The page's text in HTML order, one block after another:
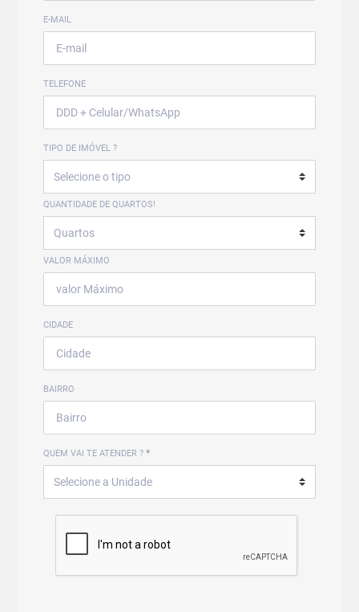
E-MAIL
TELEFONE
TIPO DE IMÓVEL ?
QUANTIDADE DE QUARTOS!
VALOR MÁXIMO
CIDADE
BAIRRO
QUEM VAI TE ATENDER ?*